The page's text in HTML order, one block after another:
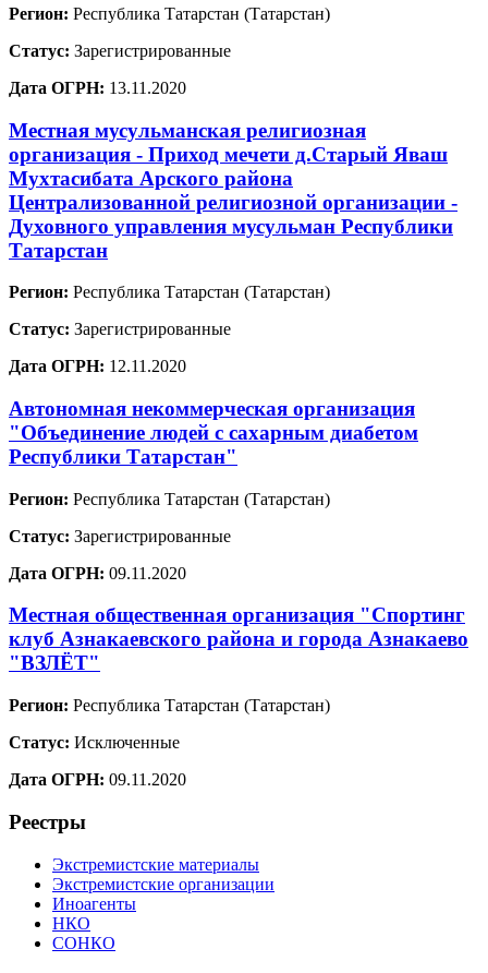
Регион: Республика Татарстан (Татарстан)
Статус: Зарегистрированные
Дата ОГРН: 13.11.2020
Местная мусульманская религиозная
организация - Приход мечети д.Старый Яваш
Мухтасибата Арского района
Централизованной религиозной организации -
Духовного управления мусульман Республики
Татарстан
Регион: Республика Татарстан (Татарстан)
Статус: Зарегистрированные
Дата ОГРН: 12.11.2020
Автономная некоммерческая организация
"Объединение людей с сахарным диабетом
Республики Татарстан"
Регион: Республика Татарстан (Татарстан)
Статус: Зарегистрированные
Дата ОГРН: 09.11.2020
Местная общественная организация "Спортинг
клуб Азнакаевского района и города Азнакаево
"ВЗЛЁТ"
Регион: Республика Татарстан (Татарстан)
Статус: Исключенные
Дата ОГРН: 09.11.2020
Реестры
Экстремистские материалы
Экстремистские организации
Иноагенты
НКО
СОНКО